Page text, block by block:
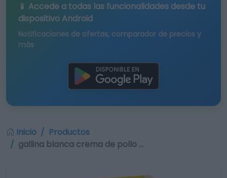
📱 Accede a todas las funcionalidades desde tu
dispositivo Android
Notificaciones de ofertas, comparador de precios y
más
Inicio
Productos
gallina blanca crema de pollo …